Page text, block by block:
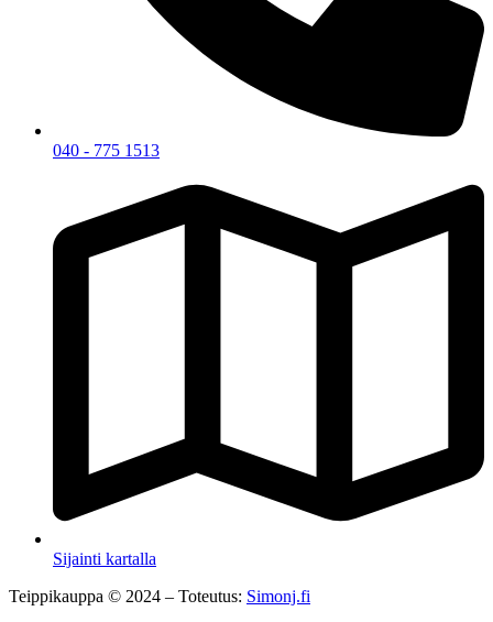
040 - 775 1513
Sijainti kartalla
Teippikauppa © 2024 – Toteutus: Simonj.fi